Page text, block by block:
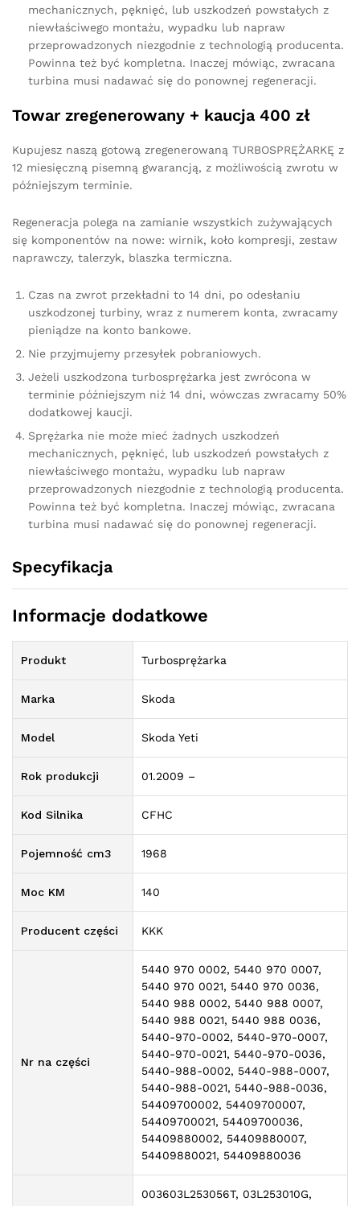
mechanicznych, pęknięć, lub uszkodzeń powstałych z
niewłaściwego montażu, wypadku lub napraw
przeprowadzonych niezgodnie z technologią producenta.
Powinna też być kompletna. Inaczej mówiąc, zwracana
turbina musi nadawać się do ponownej regeneracji.
Towar zregenerowany + kaucja 400 zł
Kupujesz naszą gotową zregenerowaną TURBOSPRĘŻARKĘ z
12 miesięczną pisemną gwarancją, z możliwością zwrotu w
późniejszym terminie.
Regeneracja polega na zamianie wszystkich zużywających
się komponentów na nowe: wirnik, koło kompresji, zestaw
naprawczy, talerzyk, blaszka termiczna.
Czas na zwrot przekładni to 14 dni, po odesłaniu
uszkodzonej turbiny, wraz z numerem konta, zwracamy
pieniądze na konto bankowe.
Nie przyjmujemy przesyłek pobraniowych.
Jeżeli uszkodzona turbosprężarka jest zwrócona w
terminie późniejszym niż 14 dni, wówczas zwracamy 50%
dodatkowej kaucji.
Sprężarka nie może mieć żadnych uszkodzeń
mechanicznych, pęknięć, lub uszkodzeń powstałych z
niewłaściwego montażu, wypadku lub napraw
przeprowadzonych niezgodnie z technologią producenta.
Powinna też być kompletna. Inaczej mówiąc, zwracana
turbina musi nadawać się do ponownej regeneracji.
Specyfikacja
Informacje dodatkowe
Produkt Turbosprężarka
Marka Skoda
Model Skoda Yeti
Rok produkcji 01.2009 –
Kod Silnika CFHC
Pojemność cm3 1968
Moc KM 140
Producent części KKK
Nr na części
5440 970 0002, 5440 970 0007,
5440 970 0021, 5440 970 0036,
5440 988 0002, 5440 988 0007,
5440 988 0021, 5440 988 0036,
5440-970-0002, 5440-970-0007,
5440-970-0021, 5440-970-0036,
5440-988-0002, 5440-988-0007,
5440-988-0021, 5440-988-0036,
54409700002, 54409700007,
54409700021, 54409700036,
54409880002, 54409880007,
54409880021, 54409880036
003603L253056T, 03L253010G,